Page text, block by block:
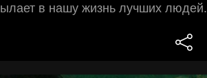
в нашу жизнь лучших людей.